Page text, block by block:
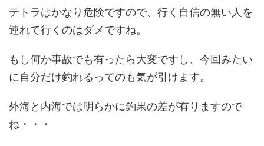
テトラはかなり危険ですので、行く自信の無い人を
連れて行くのはダメですね。
もし何か事故でも有ったら大変ですし、今回みたい
に自分だけ釣れるってのも気が引けます。
外海と内海では明らかに釣果の差が有りますので
ね・・・